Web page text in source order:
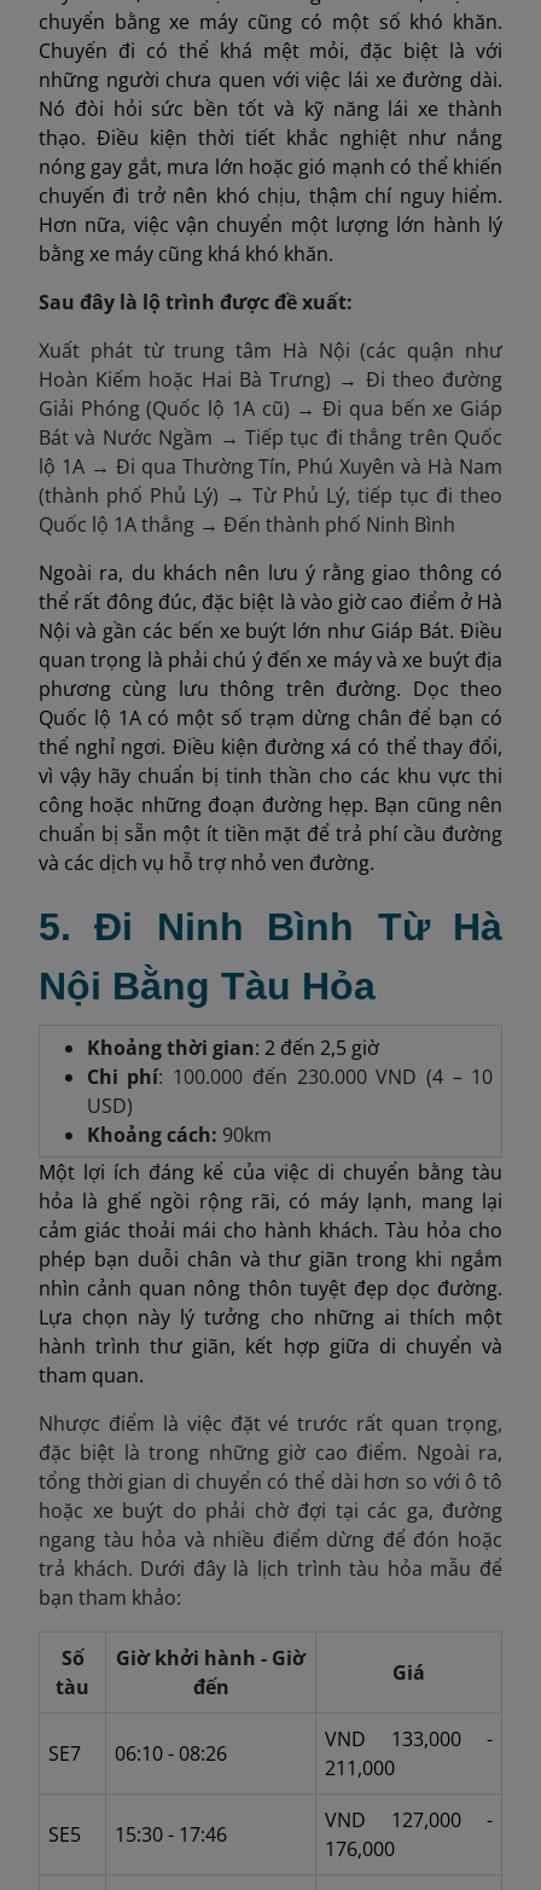
chuyển bằng xe máy cũng có một số khó khăn.
Chuyến đi có thể khá mệt mỏi, đặc biệt là với
những người chưa quen với việc lái xe đường dài.
Nó đòi hỏi sức bền tốt và kỹ năng lái xe thành
thạo. Điều kiện thời tiết khắc nghiệt như nắng
nóng gay gắt, mưa lớn hoặc gió mạnh có thể khiến
chuyến đi trở nên khó chịu, thậm chí nguy hiểm.
Hơn nữa, việc vận chuyển một lượng lớn hành lý
bằng xe máy cũng khá khó khăn.
Sau đây là lộ trình được đề xuất:
Xuất phát từ trung tâm Hà Nội (các quận như
Hoàn Kiếm hoặc Hai Bà Trưng) → Đi theo đường
Giải Phóng (Quốc lộ 1A cũ) → Đi qua bến xe Giáp
Bát và Nước Ngầm → Tiếp tục đi thẳng trên Quốc
lộ 1A → Đi qua Thường Tín, Phú Xuyên và Hà Nam
(thành phố Phủ Lý) → Từ Phủ Lý, tiếp tục đi theo
Quốc lộ 1A thẳng → Đến thành phố Ninh Bình
Ngoài ra, du khách nên lưu ý rằng giao thông có
thể rất đông đúc, đặc biệt là vào giờ cao điểm ở Hà
Nội và gần các bến xe buýt lớn như Giáp Bát. Điều
quan trọng là phải chú ý đến xe máy và xe buýt địa
phương cùng lưu thông trên đường. Dọc theo
Quốc lộ 1A có một số trạm dừng chân để bạn có
thể nghỉ ngơi. Điều kiện đường xá có thể thay đổi,
vì vậy hãy chuẩn bị tinh thần cho các khu vực thi
công hoặc những đoạn đường hẹp. Bạn cũng nên
chuẩn bị sẵn một ít tiền mặt để trả phí cầu đường
và các dịch vụ hỗ trợ nhỏ ven đường.
5. Đi Ninh Bình Từ Hà
Nội Bằng Tàu Hỏa
Khoảng thời gian: 2 đến 2,5 giờ
Chi phí: 100.000 đến 230.000 VND (4 – 10
USD)
Khoảng cách: 90km
Một lợi ích đáng kể của việc di chuyển bằng tàu
hỏa là ghế ngồi rộng rãi, có máy lạnh, mang lại
cảm giác thoải mái cho hành khách. Tàu hỏa cho
phép bạn duỗi chân và thư giãn trong khi ngắm
nhìn cảnh quan nông thôn tuyệt đẹp dọc đường.
Lựa chọn này lý tưởng cho những ai thích một
hành trình thư giãn, kết hợp giữa di chuyển và
tham quan.
Nhược điểm là việc đặt vé trước rất quan trọng,
đặc biệt là trong những giờ cao điểm. Ngoài ra,
tổng thời gian di chuyển có thể dài hơn so với ô tô
hoặc xe buýt do phải chờ đợi tại các ga, đường
ngang tàu hỏa và nhiều điểm dừng để đón hoặc
trả khách. Dưới đây là lịch trình tàu hỏa mẫu để
bạn tham khảo:
Số
tàu
Giờ khởi hành - Giờ
đến
Giá
SE7 06:10 - 08:26
VND 133,000 -
211,000
SE5 15:30 - 17:46
VND 127,000 -
176,000